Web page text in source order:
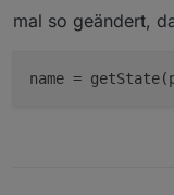
mal so geändert,
name =